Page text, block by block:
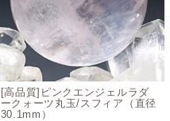
[高品質]ピンクエンジェルラダ
ークォーツ丸玉/スフィア（直径
30.1mm）